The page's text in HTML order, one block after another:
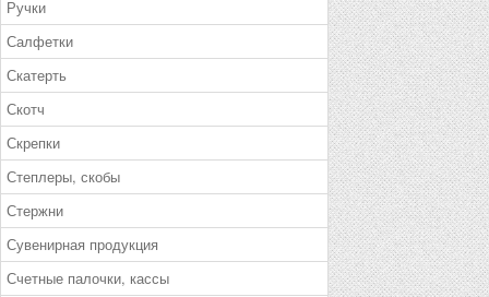
Ручки
Салфетки
Скатерть
Скотч
Скрепки
Степлеры, скобы
Стержни
Сувенирная продукция
Счетные палочки, кассы